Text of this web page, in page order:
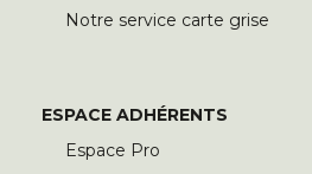
Notre service carte grise
ESPACE ADHÉRENTS
Espace Pro